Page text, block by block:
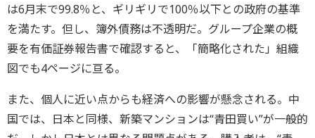
は6月末で99.8％と、ギリギリで100％以下との政府の基準
を満たす。但し、簿外債務は不透明だ。グループ企業の概
要を有価証券報告書で確認すると、「簡略化された」組織
図でも4ページに亘る。
また、個人に近い点からも経済への影響が懸念される。中
国では、日本と同様、新築マンションは“青田買い”が一般的